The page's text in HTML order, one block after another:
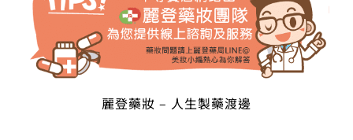
麗登藥妝 – 人生製藥渡邊